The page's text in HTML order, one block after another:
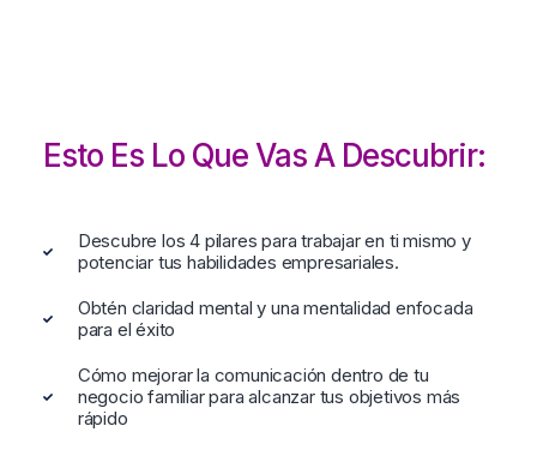
Esto Es Lo Que Vas A Descubrir:
Descubre los 4 pilares para trabajar en ti mismo y
potenciar tus habilidades empresariales.
Obtén claridad mental y una mentalidad enfocada
para el éxito
Cómo mejorar la comunicación dentro de tu
negocio familiar para alcanzar tus objetivos más
rápido